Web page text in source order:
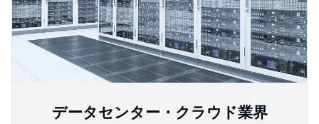
データセンター・クラウド業界